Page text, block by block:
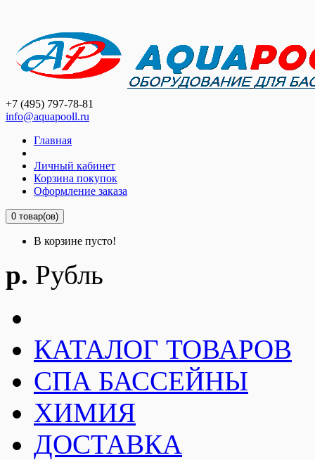
+7 (495) 797-78-81
info@aquapooll.ru
Главная
Личный кабинет
Корзина покупок
Оформление заказа
0 товар(ов)
В корзине пусто!
р. Рубль
КАТАЛОГ ТОВАРОВ
СПА БАССЕЙНЫ
ХИМИЯ
ДОСТАВКА